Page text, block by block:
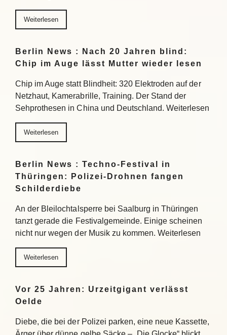
Weiterlesen
Berlin News : Nach 20 Jahren blind:
Chip im Auge lässt Mutter wieder lesen
Chip im Auge statt Blindheit: 320 Elektroden auf der
Netzhaut, Kamerabrille, Training. Der Stand der
Sehprothesen in China und Deutschland. Weiterlesen
Weiterlesen
Berlin News : Techno-Festival in
Thüringen: Polizei-Drohnen fangen
Schilderdiebe
An der Bleilochtalsperre bei Saalburg in Thüringen
tanzt gerade die Festivalgemeinde. Einige scheinen
nicht nur wegen der Musik zu kommen. Weiterlesen
Weiterlesen
Vor 25 Jahren: Urzeitgigant verlässt
Oelde
Diebe, die bei der Polizei parken, eine neue Kassette,